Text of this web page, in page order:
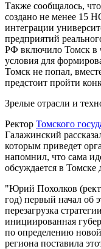
Также сообщалось,
создано не менее 15
интеграции
предприятий
РФ включило Томск в
условия для
Томск не попал,
предстоит пройти
Зрелые отрасли и
Ректор Томского
Галажинский
которым приведет
напомнил, что сама
обсуждается в Томске
"Юрий Похолков
год) первый начал об
перезагрузка
инициированная
по определению
региона поставила